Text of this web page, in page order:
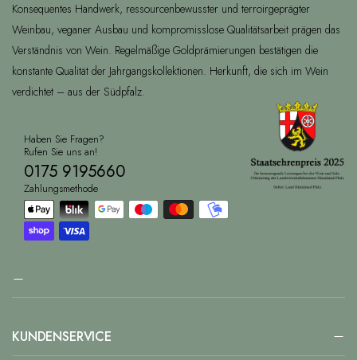
Konsequentes Handwerk, ressourcenbewusster und terroirgeprägter
Weinbau, veganer Ausbau und kompromisslose Qualitätsarbeit prägen das
Verständnis von Wein. Regelmäßige Goldprämierungen bestätigen die
konstante Qualität der Jahrgangskollektionen. Herkunft, die sich im Wein
verdichtet – aus der Südpfalz.
Haben Sie Fragen?
Rufen Sie uns an!
0175 9195660
Zahlungsmethode
KUNDENSERVICE